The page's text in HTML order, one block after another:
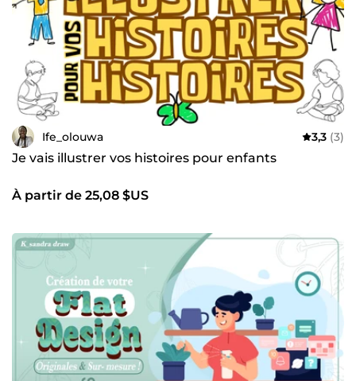
Ife_olouwa 3,3 (3)
Je vais illustrer vos histoires pour enfants
À partir de 25,08 $US